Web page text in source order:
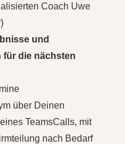
Coach Uwe
und
für die nächsten
über Deinen
TeamsCalls, mit
nach Bedarf